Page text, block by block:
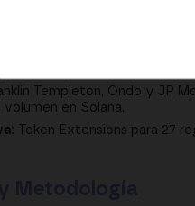
transacciones reales.
Union y JP Morgan operan
Templeton, Ondo y JP
en Solana.
Token Extensions para 27